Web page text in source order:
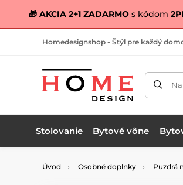
🎁 AKCIA 2+1 ZADARMO s kódom
Homedesignshop - Štýl pre každý
Stolovanie Bytové vône
Úvod Osobné doplnky Puzdrá